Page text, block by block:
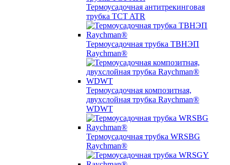
Термоусадочная антитрекинговая
трубка TCT ATR
Термоусадочная трубка ТВНЭП
Raychman®
Термоусадочная композитная,
двухслойная трубка Raychman®
WDWT
Термоусадочная трубка WRSBG
Raychman®